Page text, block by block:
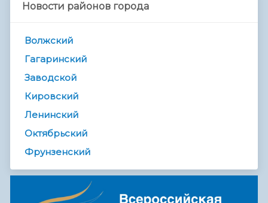
Новости районов города
Волжский
Гагаринский
Заводской
Кировский
Ленинский
Октябрьский
Фрунзенский